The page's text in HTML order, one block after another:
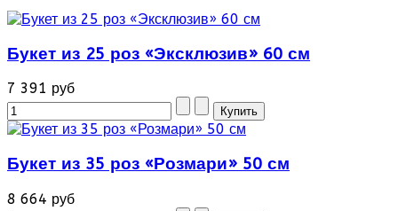
Букет из 25 роз «Эксклюзив» 60 см
7 391 руб
Букет из 35 роз «Розмари» 50 см
8 664 руб